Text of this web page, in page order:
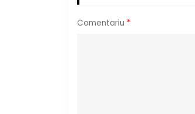
e
Comentariu *